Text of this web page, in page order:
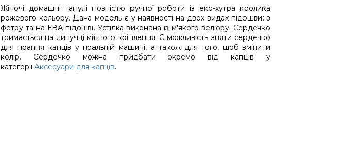
Жіночі домашні тапулі повністю ручної роботи із еко-хутра кролика
рожевого кольору. Дана модель є у наявності на двох видах підошви: з
фетру та на ЕВА-підошві. Устілка виконана із м'якого велюру. Сердечко
тримається на липучці міцного кріплення. Є можливість зняти сердечко
для прання капців у пральній машині, а також для того, щоб змінити
колір. Сердечко можна придбати окремо від капців у
категоріїАксесуари для капців.